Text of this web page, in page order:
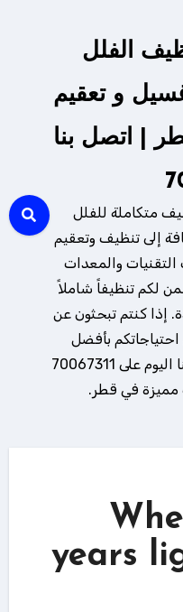
الفلل
و تعقيم
| اتصل بنا
متكاملة للفلل
إلى تنظيف وتعقيم
والمعدات
لكم تنظيفاً شاملاً
إذا كنتم تبحثون عن
بأفضل
الأسعار، لا تترددوا في الاتصال بنا اليوم على 70067311
مميزة في قطر.
years